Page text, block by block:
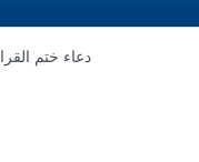
دعاء ختم